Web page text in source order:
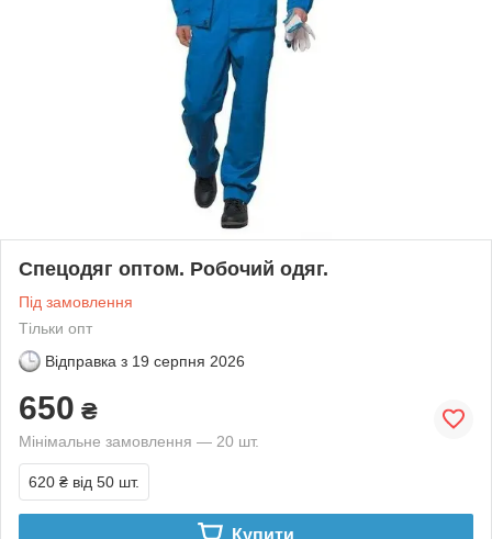
Спецодяг оптом. Робочий одяг.
Під замовлення
Тільки опт
Відправка з 19 серпня 2026
650 ₴
Мінімальне замовлення — 20 шт.
620 ₴ від 50 шт.
Купити